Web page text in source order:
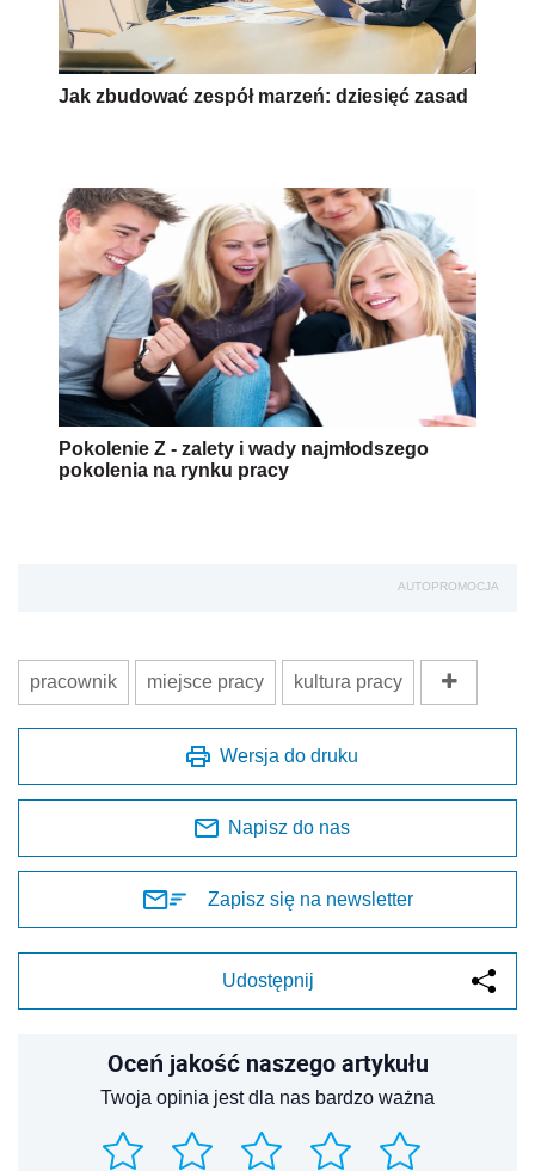
Jak zbudować zespół marzeń: dziesięć zasad
Pokolenie Z - zalety i wady najmłodszego
pokolenia na rynku pracy
AUTOPROMOCJA
pracownik miejsce pracy kultura pracy
Wersja do druku
Napisz do nas
Zapisz się na newsletter
Udostępnij
Oceń jakość naszego artykułu
Twoja opinia jest dla nas bardzo ważna